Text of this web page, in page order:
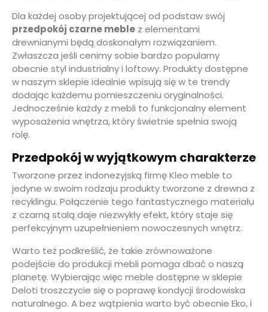
Dla każdej osoby projektującej od podstaw swój
przedpokój czarne meble z elementami
drewnianymi będą doskonałym rozwiązaniem.
Zwłaszcza jeśli cenimy sobie bardzo popularny
obecnie styl industrialny i loftowy. Produkty dostępne
w naszym sklepie idealnie wpisują się w te trendy
dodając każdemu pomieszczeniu oryginalności.
Jednocześnie każdy z mebli to funkcjonalny element
wyposażenia wnętrza, który świetnie spełnia swoją
rolę.
Przedpokój w wyjątkowym charakterze
Tworzone przez indonezyjską firmę Kleo meble to
jedyne w swoim rodzaju produkty tworzone z drewna z
recyklingu. Połączenie tego fantastycznego materiału
z czarną stalą daje niezwykły efekt, który staje się
perfekcyjnym uzupełnieniem nowoczesnych wnętrz.
Warto też podkreślić, że takie zrównoważone
podejście do produkcji mebli pomaga dbać o naszą
planetę. Wybierając więc meble dostępne w sklepie
Deloti troszczycie się o poprawę kondycji środowiska
naturalnego. A bez wątpienia warto być obecnie Eko, i